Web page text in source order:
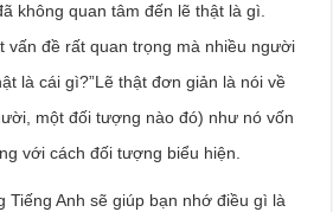
không quan tâm đến lẽ thật là gì.
vấn đề rất quan trọng mà nhiều người
là cái gì?”Lẽ thật đơn giản là nói về
một đối tượng nào đó) như nó vốn
với cách đối tượng biểu hiện.
Tiếng Anh sẽ giúp bạn nhớ điều gì là